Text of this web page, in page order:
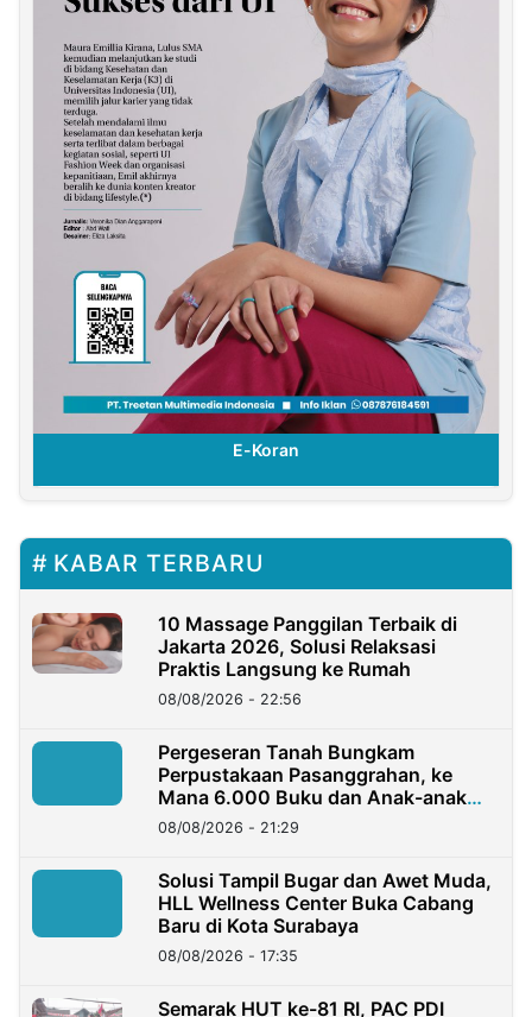
E-Koran
KABAR TERBARU
10 Massage Panggilan Terbaik di
Jakarta 2026, Solusi Relaksasi
Praktis Langsung ke Rumah
08/08/2026 - 22:56
Pergeseran Tanah Bungkam
Perpustakaan Pasanggrahan, ke
Mana 6.000 Buku dan Anak-anak
Kini?
08/08/2026 - 21:29
Solusi Tampil Bugar dan Awet Muda,
HLL Wellness Center Buka Cabang
Baru di Kota Surabaya
08/08/2026 - 17:35
Semarak HUT ke-81 RI, PAC PDI